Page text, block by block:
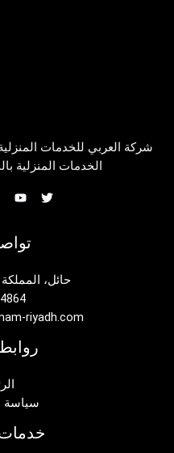
شركة العربي للخدمات
الخدمات المنزلية
حائل،
riyadh.com
سياسة